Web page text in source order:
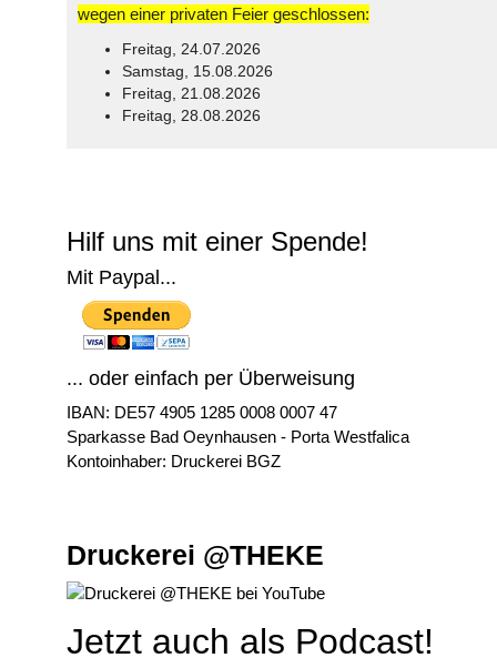
wegen einer privaten Feier geschlossen:
Freitag, 24.07.2026
Samstag, 15.08.2026
Freitag, 21.08.2026
Freitag, 28.08.2026
Hilf uns mit einer Spende!
Mit Paypal...
... oder einfach per Überweisung
IBAN: DE57 4905 1285 0008 0007 47
Sparkasse Bad Oeynhausen - Porta Westfalica
Kontoinhaber: Druckerei BGZ
Druckerei @THEKE
Jetzt auch als Podcast!